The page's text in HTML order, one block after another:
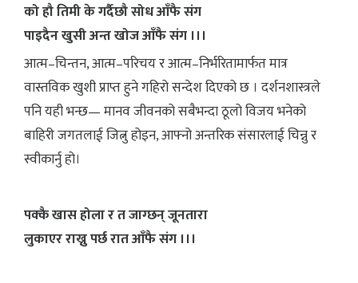
को हौ तिमी के गर्दैछौ सोध आँफै संग
पाइदैन खुसी अन्त खोज आँफै संग ।।।
आत्म–चिन्तन, आत्म–परिचय र आत्म–निर्भरितामार्फत मात्र
वास्तविक खुशी प्राप्त हुने गहिरो सन्देश दिएको छ । दर्शनशास्त्रले
पनि यही भन्छ— मानव जीवनको सबैभन्दा ठूलो विजय भनेको
बाहिरी जगतलाई जित्नु होइन, आफ्नो अन्तरिक संसारलाई चिन्नु र
स्वीकार्नु हो।
पक्कै खास होला र त जाग्छन् जूनतारा
लुकाएर राख्नु पर्छ रात आँफै संग ।।।